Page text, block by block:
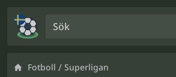
Fotboll / Superligan